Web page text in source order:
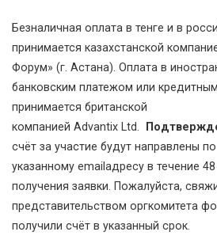
Безналичная оплата в тенге и в
принимается казахстанской
Форум» (г. Астана). Оплата в
банковским платежом или
принимается британской
компанией Advantix Ltd.
счёт за участие будут направлены по
указанному emailадресу в течение
получения заявки. Пожалуйста,
представительством оргкомитета
получили счёт в указанный срок.